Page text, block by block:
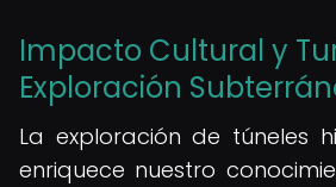
Impacto Cultural y
Exploración
La exploración de túneles
enriquece nuestro